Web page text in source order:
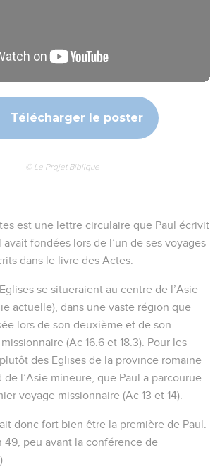
Télécharger le poster
© Le Projet Biblique
est une lettre circulaire que Paul écrivit
avait fondées lors de l’un de ses voyages
dans le livre des Actes.
se situeraient au centre de l’Asie
actuelle), dans une vaste région que
lors de son deuxième et de son
(Ac 16.6 et 18.3). Pour les
des Eglises de la province romaine
de l’Asie mineure, que Paul a parcourue
voyage missionnaire (Ac 13 et 14).
donc fort bien être la première de Paul.
49, peu avant la conférence de